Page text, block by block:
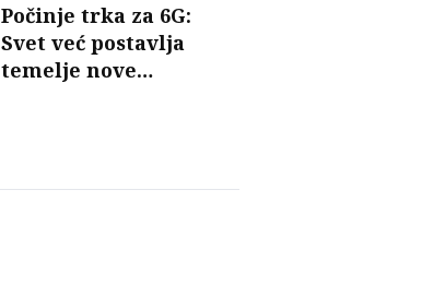
Počinje trka za 6G:
Svet već postavlja
temelje nove